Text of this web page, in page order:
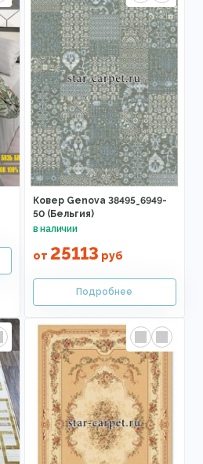
Ковер Genova 38495_6949-
50 (Бельгия)
от 25113 руб